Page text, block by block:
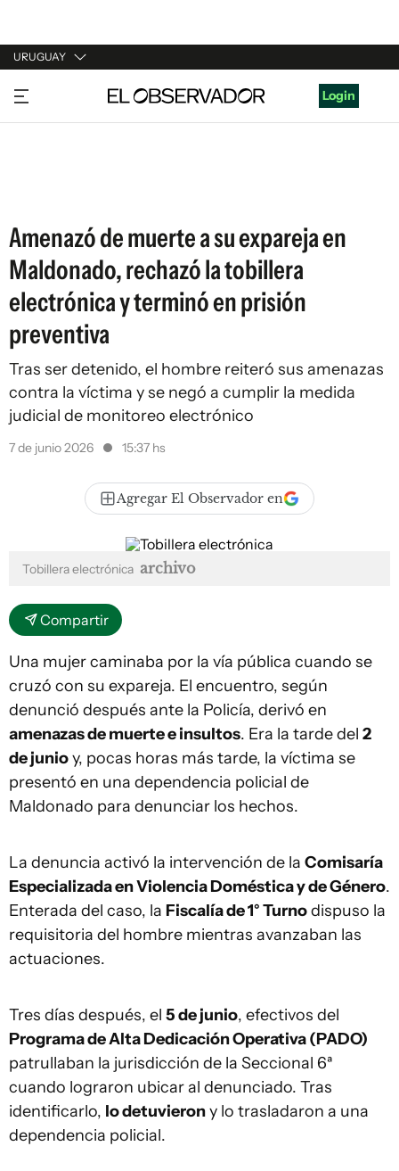
URUGUAY
URUGUAY
ARGENTINA
Login
Amenazó de muerte a su expareja en
Maldonado, rechazó la tobillera
electrónica y terminó en prisión
preventiva
Tras ser detenido, el hombre reiteró sus amenazas
contra la víctima y se negó a cumplir la medida
judicial de monitoreo electrónico
7 de junio 2026 15:37 hs
Agregar El Observador en
Tobillera electrónica archivo
Compartir
Una mujer caminaba por la vía pública cuando se
cruzó con su expareja. El encuentro, según
denunció después ante la Policía, derivó en
amenazas de muerte e insultos. Era la tarde del 2
de junioy, pocas horas más tarde, la víctima se
presentó en una dependencia policial de
Maldonado para denunciar los hechos.
La denuncia activó la intervención de la Comisaría
Especializada en Violencia Doméstica y de Género.
Enterada del caso, la Fiscalía de 1° Turnodispuso la
requisitoria del hombre mientras avanzaban las
actuaciones.
Tres días después, el 5 de junio, efectivos del
Programa de Alta Dedicación Operativa (PADO)
patrullaban la jurisdicción de la Seccional 6ª
cuando lograron ubicar al denunciado. Tras
identificarlo, lo detuvierony lo trasladaron a una
dependencia policial.